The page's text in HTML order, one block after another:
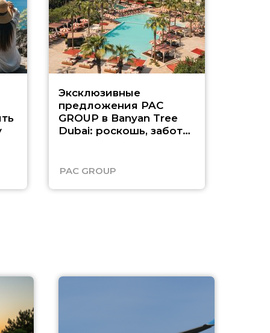
Эксклюзивные
предложения PAC
GROUP в Banyan Tree
Dubai: роскошь, забота
PAC GROUP